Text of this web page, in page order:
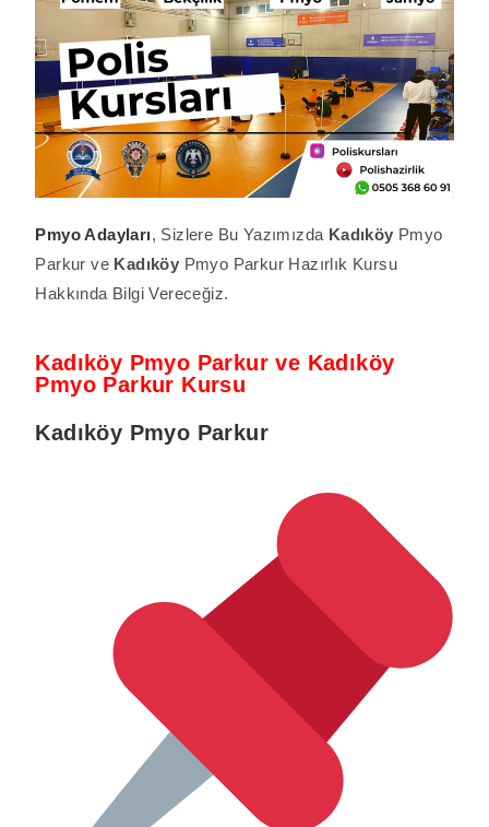
Pmyo Adayları, Sizlere Bu Yazımızda Kadıköy Pmyo
Parkur ve Kadıköy Pmyo Parkur Hazırlık Kursu
Hakkında Bilgi Vereceğiz.
Kadıköy Pmyo Parkur ve Kadıköy
Pmyo Parkur Kursu
Kadıköy Pmyo Parkur